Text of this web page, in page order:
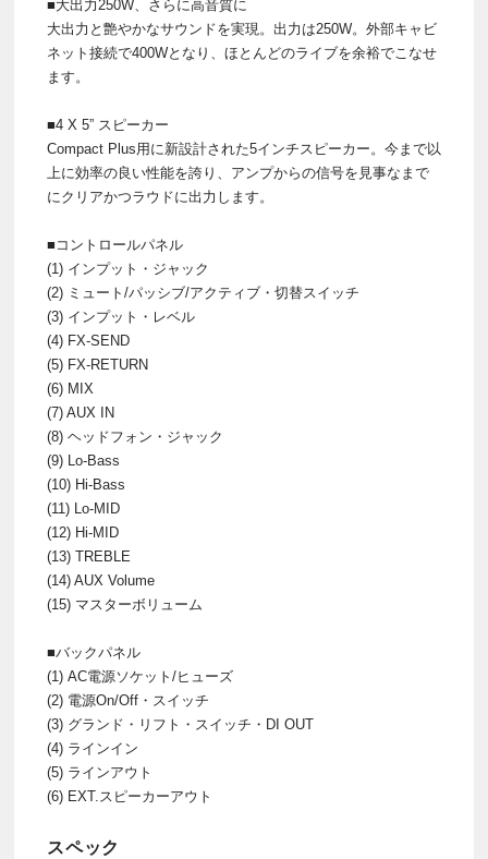
■大出力250W、さらに高音質に
大出力と艶やかなサウンドを実現。出力は250W。外部キャビ
ネット接続で400Wとなり、ほとんどのライブを余裕でこなせ
ます。
■4 X 5” スピーカー
Compact Plus用に新設計された5インチスピーカー。今まで以
上に効率の良い性能を誇り、アンプからの信号を見事なまで
にクリアかつラウドに出力します。
■コントロールパネル
(1) インプット・ジャック
(2) ミュート/パッシブ/アクティブ・切替スイッチ
(3) インプット・レベル
(4) FX-SEND
(5) FX-RETURN
(6) MIX
(7) AUX IN
(8) ヘッドフォン・ジャック
(9) Lo-Bass
(10) Hi-Bass
(11) Lo-MID
(12) Hi-MID
(13) TREBLE
(14) AUX Volume
(15) マスターボリューム
■バックパネル
(1) AC電源ソケット/ヒューズ
(2) 電源On/Off・スイッチ
(3) グランド・リフト・スイッチ・DI OUT
(4) ラインイン
(5) ラインアウト
(6) EXT.スピーカーアウト
スペック